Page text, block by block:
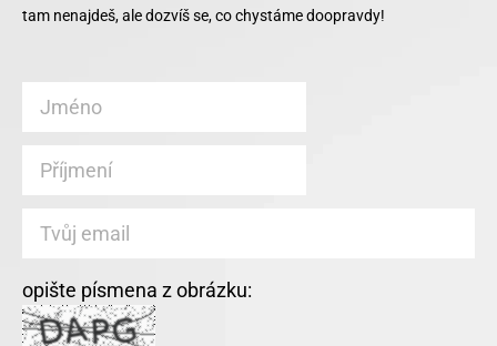
tam nenajdeš, ale dozvíš se, co chystáme doopravdy!
opište písmena z obrázku: